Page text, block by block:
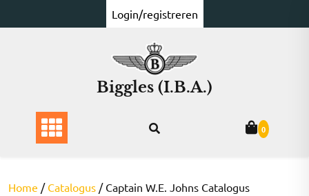
naar
Login/registreren
Biggles (I.B.A.)
0
Home / Catalogus / Captain W.E. Johns Catalogus